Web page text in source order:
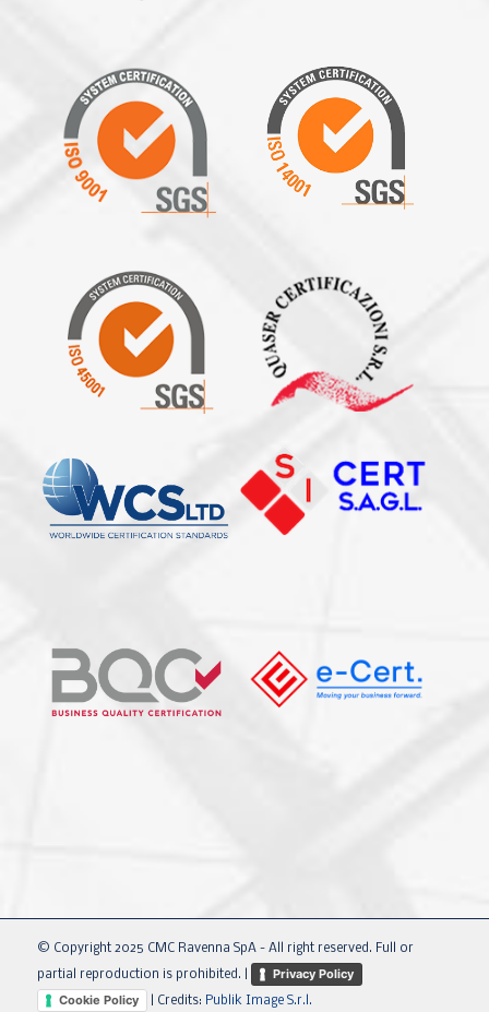
© Copyright 2025 CMC Ravenna SpA - All right reserved. Full or
partial reproduction is prohibited. |
Privacy Policy
Cookie Policy
| Credits: Publik Image S.r.l.